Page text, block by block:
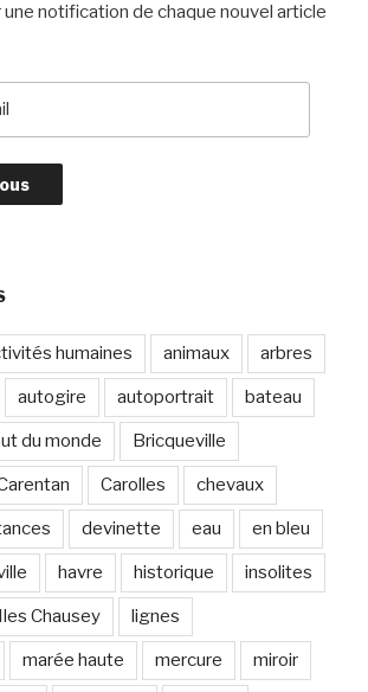
notification de chaque nouvel article
humaines animaux arbres
autogire autoportrait bateau
du monde Bricqueville
Carolles chevaux
devinette eau en bleu
havre historique insolites
Chausey lignes
marée haute mercure miroir